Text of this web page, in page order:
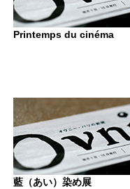
Printemps du cinéma
藍（あい）染め展